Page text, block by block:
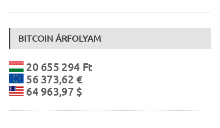
BITCOIN ÁRFOLYAM
20 655 294 Ft
56 373,62 €
64 963,97 $